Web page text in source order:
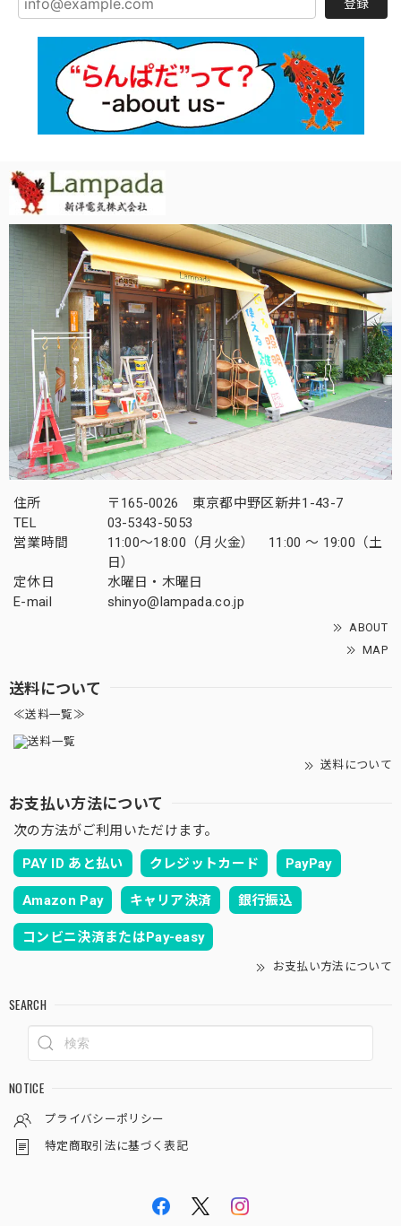
登録
住所
〒165-0026 東京都中野区新井1-43-7
TEL
03-5343-5053
営業時間
11:00～18:00（月火金） 11:00 ～ 19:00（土
日）
定休日
水曜日・木曜日
E-mail
shinyo@lampada.co.jp
ABOUT
MAP
送料について
≪送料一覧≫
送料について
お支払い方法について
次の方法がご利用いただけます。
PAY ID あと払い クレジットカード PayPay
Amazon Pay キャリア決済 銀行振込
コンビニ決済またはPay-easy
お支払い方法について
SEARCH
NOTICE
プライバシーポリシー
特定商取引法に基づく表記